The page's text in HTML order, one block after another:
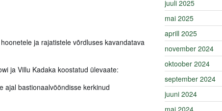
ja rajatistele võrdluses kavandatava
ja Villu Kadaka koostatud ülevaate:
ajal bastionaalvööndisse kerkinud
juuli 2025
mai 2025
aprill 2025
november 2024
oktoober 2024
september 2024
juuni 2024
mai 2024